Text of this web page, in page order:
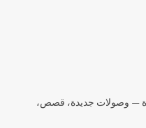
— وصولات جديدة، قصص،